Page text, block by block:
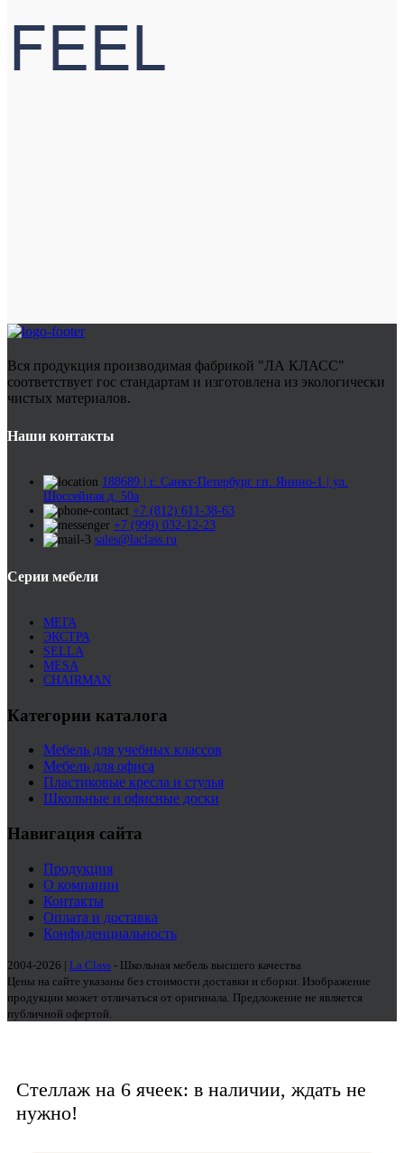
Вся продукция производимая фабрикой "ЛА КЛАСС"
соответствует гос стандартам и изготовлена из экологически
чистых материалов.
Наши контакты
188689 | г. Санкт-Петербург гп. Янино-1 | ул.
Шоссейная д. 50а
+7 (812) 611-38-63
+7 (999) 032-12-23
sales@laclass.ru
Серии мебели
МЕГА
ЭКСТРА
SELLA
MESA
CHAIRMAN
Категории каталога
Мебель для учебных классов
Мебель для офиса
Пластиковые кресла и стулья
Школьные и офисные доски
Навигация сайта
Продукция
О компании
Контакты
Оплата и доставка
Конфиденциальность
2004-2026 | La Class - Школьная мебель высшего качества
Цены на сайте указаны без стоимости доставки и сборки. Изображение
продукции может отличаться от оригинала. Предложение не является
публичной офертой.
Стеллаж на 6 ячеек: в наличии, ждать не
нужно!